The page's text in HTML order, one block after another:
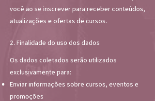
você ao se inscrever para receber conteúdos,
atualizações e ofertas de cursos.
2. Finalidade do uso dos dados
Os dados coletados serão utilizados
exclusivamente para:
Enviar informações sobre cursos, eventos e
promoções